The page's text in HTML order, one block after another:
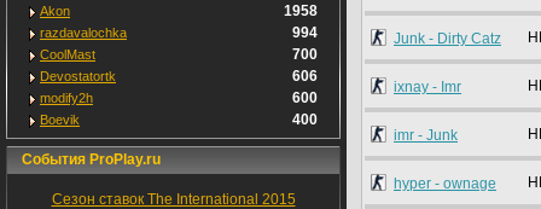
Akon 1958
razdavalochka 994
CoolMast 700
Devostatortk 606
modify2h 600
Boevik 400
События ProPlay.ru
Сезон ставок The International 2015
Junk - Dirty Catz
ixnay - Imr
imr - Junk
hyper - ownage